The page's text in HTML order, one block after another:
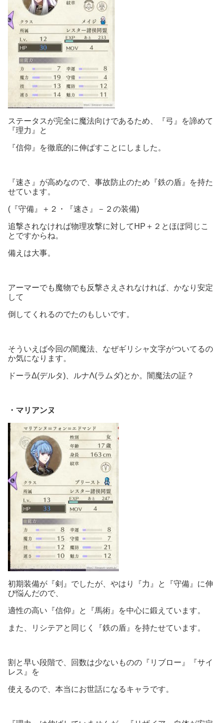
ステータスが完全に魔法向けであるため、『弓』を諦めて
『理力』と
『信仰』を徹底的に伸ばすことにしました。
『速さ』が高めなので、事故防止のため『鉄の盾』を持た
せています。
(『守備』＋２・『速さ』－２の装備)
追撃されなければ物理攻撃に対してHP＋２とほぼ同じこ
とですからね。
備えは大事。
アーマーでも魔物でも反撃さえされなければ、かなり安定
して
倒してくれるのでたのもしいです。
そういえば今回の闇魔法、なぜギリシャ文字がついてるの
か気になります。
ドーラΔ(デルタ)、ルナΛ(ラムダ)とか。闇魔法の証？
・マリアンヌ
初期装備が『剣』でしたが、やはり『力』と『守備』に伸
び悩んだので、
適性の高い『信仰』と『馬術』を中心に鍛えています。
また、リシテアと同じく『鉄の盾』を持たせています。
割と早い段階で、回数は少ないものの『リブロー』『サイ
レス』を
使えるので、本当にお世話になるキャラです。